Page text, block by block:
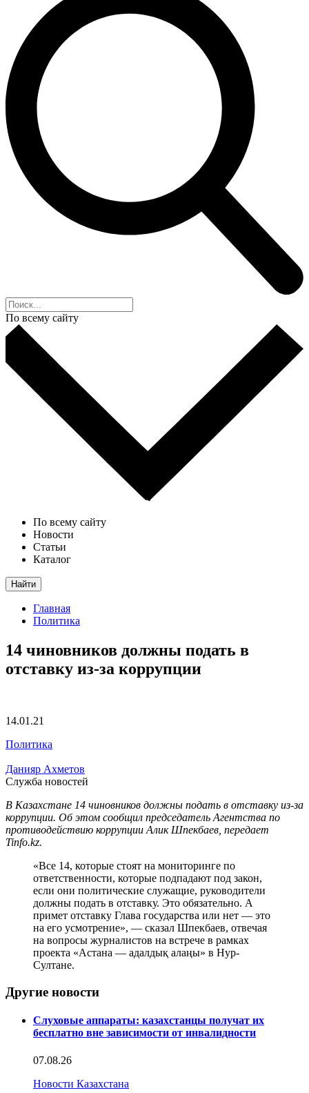
По всему сайту
По всему сайту
Новости
Статьи
Каталог
Найти
Главная
Политика
14 чиновников должны подать в
отставку из-за коррупции
14.01.21
Политика
Данияр Ахметов
Служба новостей
В Казахстане 14 чиновников должны подать в отставку из-за
коррупции. Об этом сообщил председатель Агентства по
противодействию коррупции Алик Шпекбаев, передает
Tinfo.kz.
«Все 14, которые стоят на мониторинге по
ответственности, которые подпадают под закон,
если они политические служащие, руководители
должны подать в отставку. Это обязательно. А
примет отставку Глава государства или нет — это
на его усмотрение», — сказал Шпекбаев, отвечая
на вопросы журналистов на встрече в рамках
проекта «Астана — адалдық алаңы» в Нур-
Султане.
Другие новости
Слуховые аппараты: казахстанцы получат их
бесплатно вне зависимости от инвалидности
07.08.26
Новости Казахстана